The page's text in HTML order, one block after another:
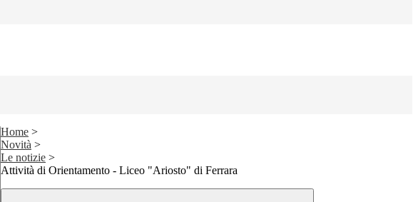
Home >
Novità >
Le notizie >
Attività di Orientamento - Liceo "Ariosto" di Ferrara